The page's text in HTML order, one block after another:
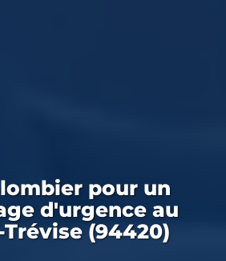
pour un
d'urgence au
Trévise (94420)